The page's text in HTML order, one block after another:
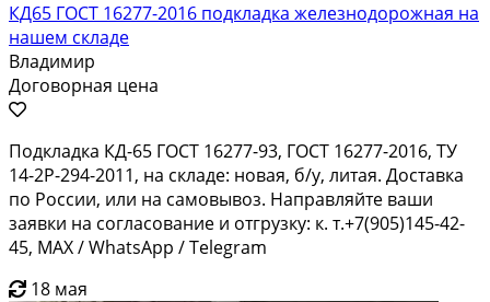
КД65 ГОСТ 16277-2016 подкладка железнодорожная на
нашем складе
Владимир
Договорная цена
Подкладка КД-65 ГОСТ 16277-93, ГОСТ 16277-2016, ТУ
14-2Р-294-2011, на складе: новая, б/у, литая. Доставка
по России, или на самовывоз. Направляйте ваши
заявки на согласование и отгрузку: к. т.+7(905)145-42-
45, MAX / WhatsApp / Telegram
18 мая